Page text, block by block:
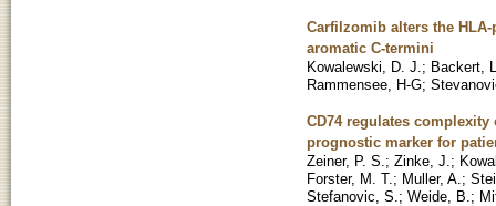
Carfilzomib alters the
aromatic C-termini
Kowalewski, D. J. ; Backert,
Rammensee, H-G;
CD74 regulates
prognostic marker for
Zeiner, P. S. ; Zinke, J. ;
Forster, M. T. ; Muller, A. ;
Stefanovic, S. ; Weide, B. ;